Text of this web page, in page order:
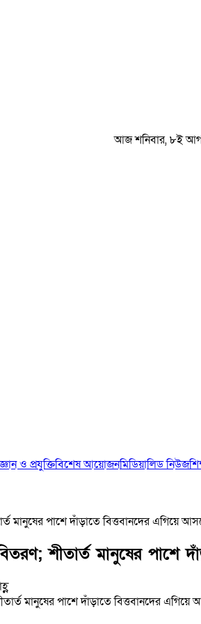
আজ শনিবার, ৮ই
ও প্রযুক্তিবিশেষ আয়োজনমিডিয়ালিড নিউজ
মানুষের পাশে দাঁড়াতে বিত্তবানদের এগিয়ে
শীতার্ত মানুষের পাশে